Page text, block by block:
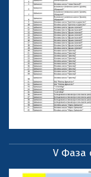
V Фаза